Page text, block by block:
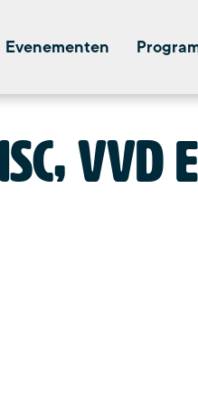
Evenementen
VVD